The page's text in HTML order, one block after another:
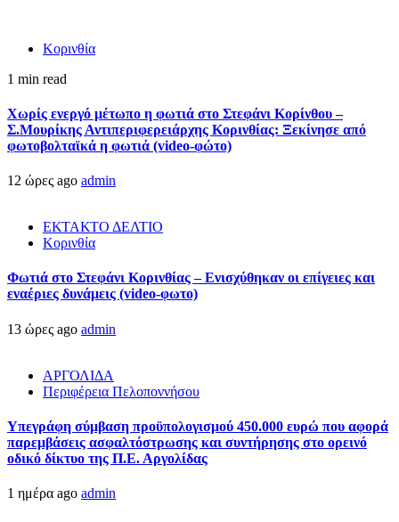
Κορινθία
1 min read
Χωρίς ενεργό μέτωπο η φωτιά στο Στεφάνι Κορίνθου –
Σ.Μουρίκης Αντιπεριφερειάρχης Κορινθίας: Ξεκίνησε από
φωτοβολταϊκά η φωτιά (video-φώτο)
12 ώρες ago admin
ΕΚΤΑΚΤΟ ΔΕΛΤΙΟ
Κορινθία
Φωτιά στο Στεφάνι Κορινθίας – Ενισχύθηκαν οι επίγειες και
εναέριες δυνάμεις (video-φωτο)
13 ώρες ago admin
ΑΡΓΟΛΙΔΑ
Περιφέρεια Πελοποννήσου
Υπεγράφη σύμβαση προϋπολογισμού 450.000 ευρώ που αφορά
παρεμβάσεις ασφαλτόστρωσης και συντήρησης στο ορεινό
οδικό δίκτυο της Π.Ε. Αργολίδας
1 ημέρα ago admin